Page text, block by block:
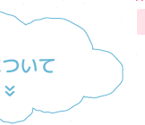
いて